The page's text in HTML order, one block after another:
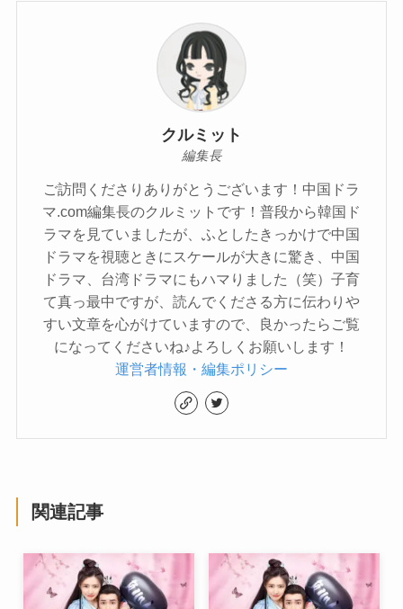
クルミット
編集長
ご訪問くださりありがとうございます！中国ドラ
マ.com編集長のクルミットです！普段から韓国ド
ラマを見ていましたが、ふとしたきっかけで中国
ドラマを視聴ときにスケールが大きに驚き、中国
ドラマ、台湾ドラマにもハマりました（笑）子育
て真っ最中ですが、読んでくださる方に伝わりや
すい文章を心がけていますので、良かったらご覧
になってくださいね♪よろしくお願いします！
運営者情報・編集ポリシー
関連記事